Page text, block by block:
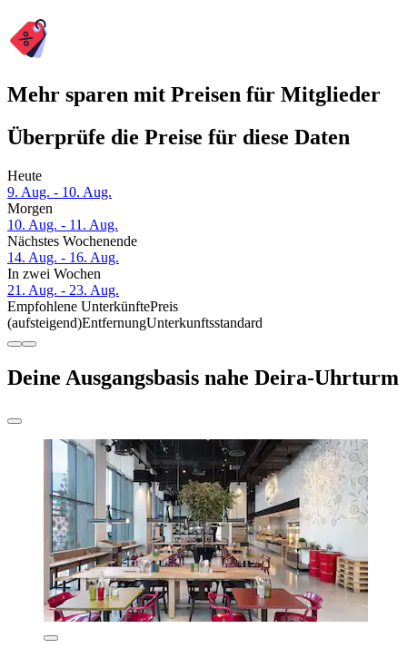
Mehr sparen mit Preisen für Mitglieder
Überprüfe die Preise für diese Daten
Heute
9. Aug. - 10. Aug.
Morgen
10. Aug. - 11. Aug.
Nächstes Wochenende
14. Aug. - 16. Aug.
In zwei Wochen
21. Aug. - 23. Aug.
Empfohlene UnterkünftePreis
(aufsteigend)EntfernungUnterkunftsstandard
Deine Ausgangsbasis nahe Deira-Uhrturm